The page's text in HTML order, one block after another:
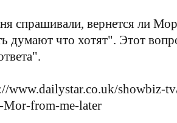
спрашивали, вернется ли
думают что хотят". Этот
www.dailystar.co.uk/showbiz-
Mor-from-me-later